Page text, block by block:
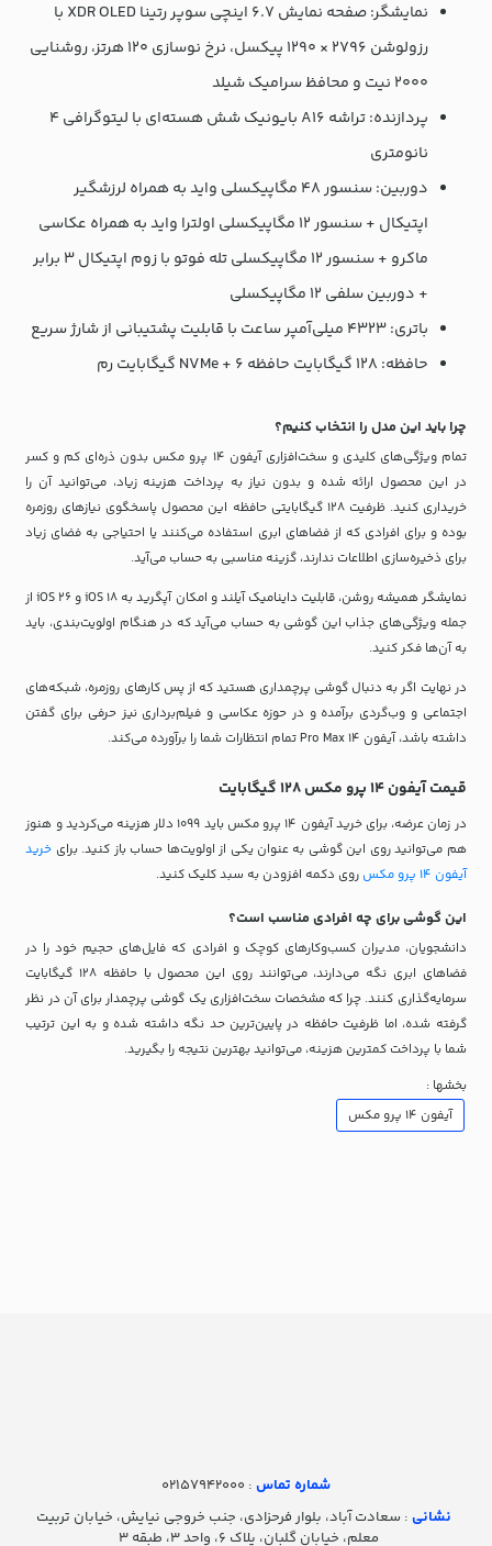
نمایشگر: صفحه نمایش 6.7 اینچی سوپر رتینا XDR OLED با
رزولوشن 2796 × 1290 پیکسل، نرخ نوسازی 120 هرتز، روشنایی
2000 نیت و محافظ سرامیک شیلد
پردازنده: تراشه A16 بایونیک شش هسته‌ای با لیتوگرافی 4
نانومتری
دوربین: سنسور 48 مگاپیکسلی واید به همراه لرزشگیر
اپتیکال + سنسور 12 مگاپیکسلی اولترا واید به همراه عکاسی
ماکرو + سنسور 12 مگاپیکسلی تله فوتو با زوم اپتیکال 3 برابر
+ دوربین سلفی 12 مگاپیکسلی
باتری: 4323 میلی‌آمپر ساعت با قابلیت پشتیبانی از شارژ سریع
حافظه: 128 گیگابایت حافظه NVMe + 6 گیگابایت رم
چرا باید این مدل را انتخاب کنیم؟
تمام ویژگی‌های کلیدی و سخت‌افزاری آیفون 14 پرو مکس بدون ذره‌ای کم و کسر
در این محصول ارائه شده و بدون نیاز به پرداخت هزینه زیاد، می‌توانید آن را
خریداری کنید. ظرفیت 128 گیگابایتی حافظه این محصول پاسخگوی نیازهای روزمره
بوده و برای افرادی که از فضاهای ابری استفاده می‌کنند یا احتیاجی به فضای زیاد
برای ذخیره‌‌سازی اطلاعات ندارند، گزینه مناسبی به حساب می‌آید.
نمایشگر همیشه روشن، قابلیت داینامیک آیلند و امکان آپگرید به iOS 18 و iOS 26 از
جمله ویژگی‌های جذاب این گوشی به حساب می‌آید که در هنگام اولویت‌بندی، باید
به آن‌ها فکر کنید.
در نهایت اگر به دنبال گوشی پرچمداری هستید که از پس کارهای روزمره، شبکه‌های
اجتماعی و وب‌گردی برآمده و در حوزه عکاسی و فیلم‌برداری نیز حرفی برای گفتن
داشته باشد، آیفون 14 Pro Max تمام انتظارات شما را برآورده می‌کند.
قیمت آیفون 14 پرو مکس 128 گیگابایت
در زمان عرضه، برای خرید آیفون 14 پرو مکس باید 1099 دلار هزینه می‌کردید و هنوز
هم می‌توانید روی این گوشی به عنوان یکی از اولویت‌ها حساب باز کنید. برای خرید
آیفون 14 پرو مکس
روی دکمه افزودن به سبد کلیک کنید.
این گوشی برای چه افرادی مناسب است؟
دانشجویان، مدیران کسب‌و‌کارهای کوچک و افرادی که فایل‌های حجیم خود را در
فضاهای ابری نگه می‌دارند، می‌توانند روی این محصول با حافظه 128 گیگابایت
سرمایه‌گذاری کنند. چرا که مشخصات سخت‌افزاری یک گوشی پرچمدار برای آن در نظر
گرفته شده، اما ظرفیت حافظه در پایین‌ترین حد نگه داشته شده و به این ترتیب
شما با پرداخت کمترین هزینه، می‌توانید بهترین نتیجه را بگیرید.
بخشها :
آیفون ۱۴ پرو مکس
شماره تماس‌ : 02157942000
نشانی : سعادت آباد، بلوار فرحزادی، جنب خروجی نیایش، خیابان تربیت
معلم، خیابان گلبان، پلاک ۶، واحد ۳، طبقه ۳